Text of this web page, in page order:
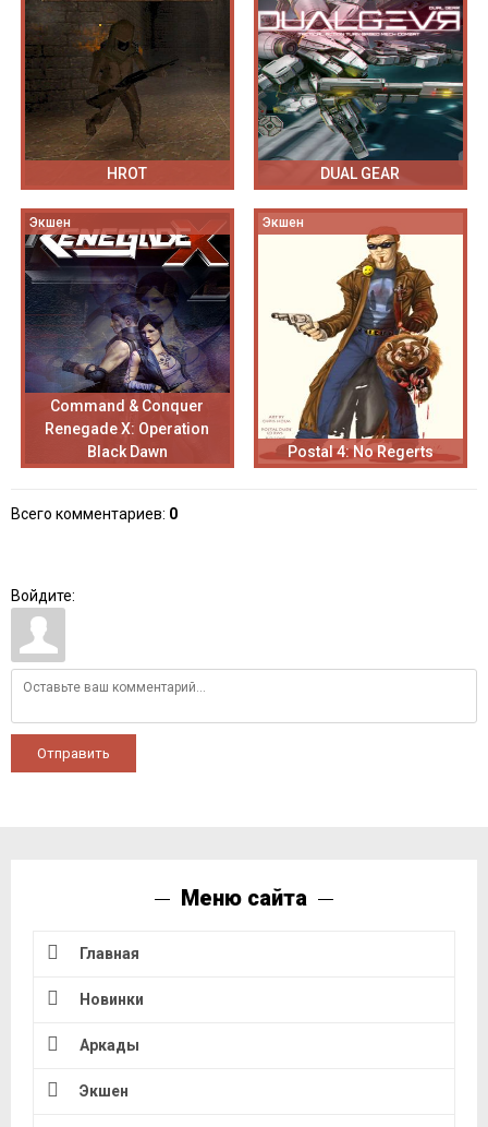
HROT DUAL GEAR
Экшен
Command & Conquer
Renegade X: Operation
Black Dawn
Экшен
Postal 4: No Regerts
Всего комментариев: 0
Войдите:
Отправить
Меню сайта
Главная
Новинки
Аркады
Экшен